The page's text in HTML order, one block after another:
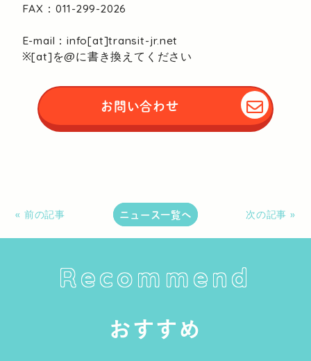
FAX：011-299-2026
E-mail：info[at]transit-jr.net
※[at]を@に書き換えてください
お問い合わせ
« 前の記事 ニュース一覧へ 次の記事 »
Recommend
おすすめ